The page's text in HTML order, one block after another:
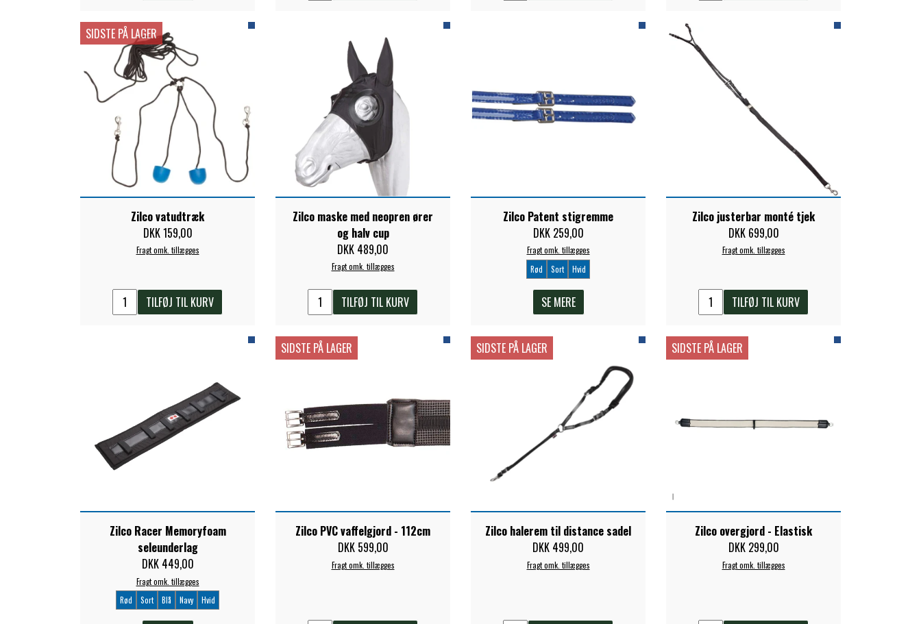
WAHLSTEN
WALDHAUSEN
WALSH
ZILCO
QHP -BRANDS OF Q
PREMIER EQUINE INSEKTBESKYTTELSE
SIDSTE PÅ LAGER
Zilco vatudtræk
DKK 159,00
Fragt omk. tillægges
TILFØJ TIL KURV
Zilco maske med neopren ører
og halv cup
DKK 489,00
Fragt omk. tillægges
TILFØJ TIL KURV
Zilco Patent stigremme
DKK 259,00
Fragt omk. tillægges
Rød
Sort Hvid
SE MERE
Zilco justerbar monté tjek
DKK 699,00
Fragt omk. tillægges
TILFØJ TIL KURV
Zilco Racer Memoryfoam
seleunderlag
DKK 449,00
Fragt omk. tillægges
Rød
Sort Blå Navy Hvid
SIDSTE PÅ LAGER
Zilco PVC vaffelgjord - 112cm
DKK 599,00
Fragt omk. tillægges
SIDSTE PÅ LAGER
Zilco halerem til distance sadel
DKK 499,00
Fragt omk. tillægges
SIDSTE PÅ LAGER
Zilco overgjord - Elastisk
DKK 299,00
Fragt omk. tillægges